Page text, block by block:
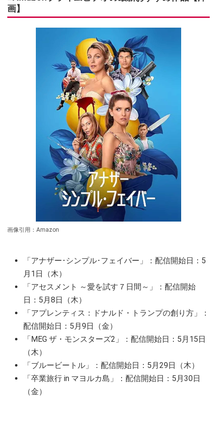
画】
画像引用：Amazon
「アナザー･シンプル･フェイバー」：配信開始日：5
月1日（木）
「アセスメント ～愛を試す７日間～」：配信開始
日：5月8日（木）
「アプレンティス：ドナルド・トランプの創り方」：
配信開始日：5月9日（金）
「MEG ザ・モンスターズ2」：配信開始日：5月15日
（木）
「ブルービートル」：配信開始日：5月29日（木）
「卒業旅行 in マヨルカ島」：配信開始日：5月30日
（金）